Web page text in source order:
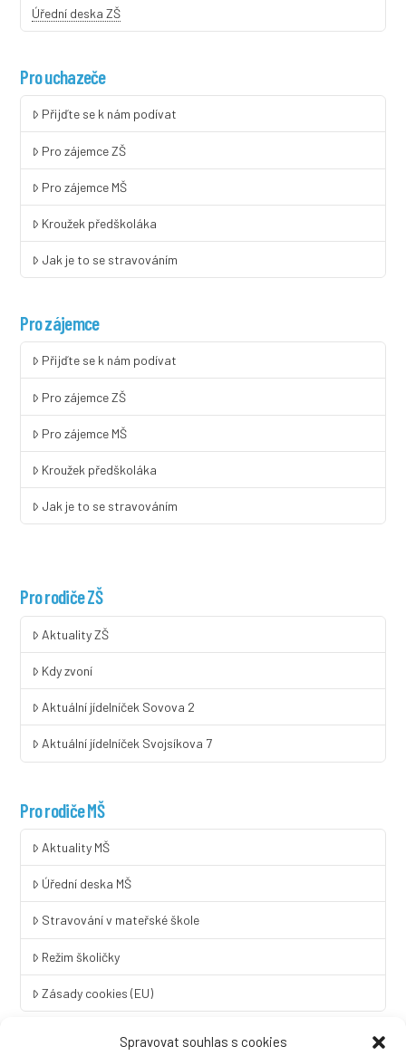
Spravovat souhlas s cookies
Úřední deska ZŠ
Pro uchazeče
Přijďte se k nám podívat
Pro zájemce ZŠ
Pro zájemce MŠ
Kroužek předškoláka
Jak je to se stravováním
Pro zájemce
Přijďte se k nám podívat
Pro zájemce ZŠ
Pro zájemce MŠ
Kroužek předškoláka
Jak je to se stravováním
Pro rodiče ZŠ
Aktuality ZŠ
Kdy zvoní
Aktuální jídelníček Sovova 2
Aktuální jídelníček Svojsíkova 7
Pro rodiče MŠ
Aktuality MŠ
Úřední deska MŠ
Stravování v mateřské škole
Režim školičky
Zásady cookies (EU)